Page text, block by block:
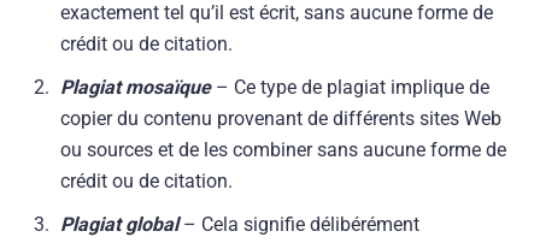
exactement tel qu’il est écrit, sans aucune forme de
crédit ou de citation.
Plagiat mosaïque– Ce type de plagiat implique de
copier du contenu provenant de différents sites Web
ou sources et de les combiner sans aucune forme de
crédit ou de citation.
Plagiat global– Cela signifie délibérément